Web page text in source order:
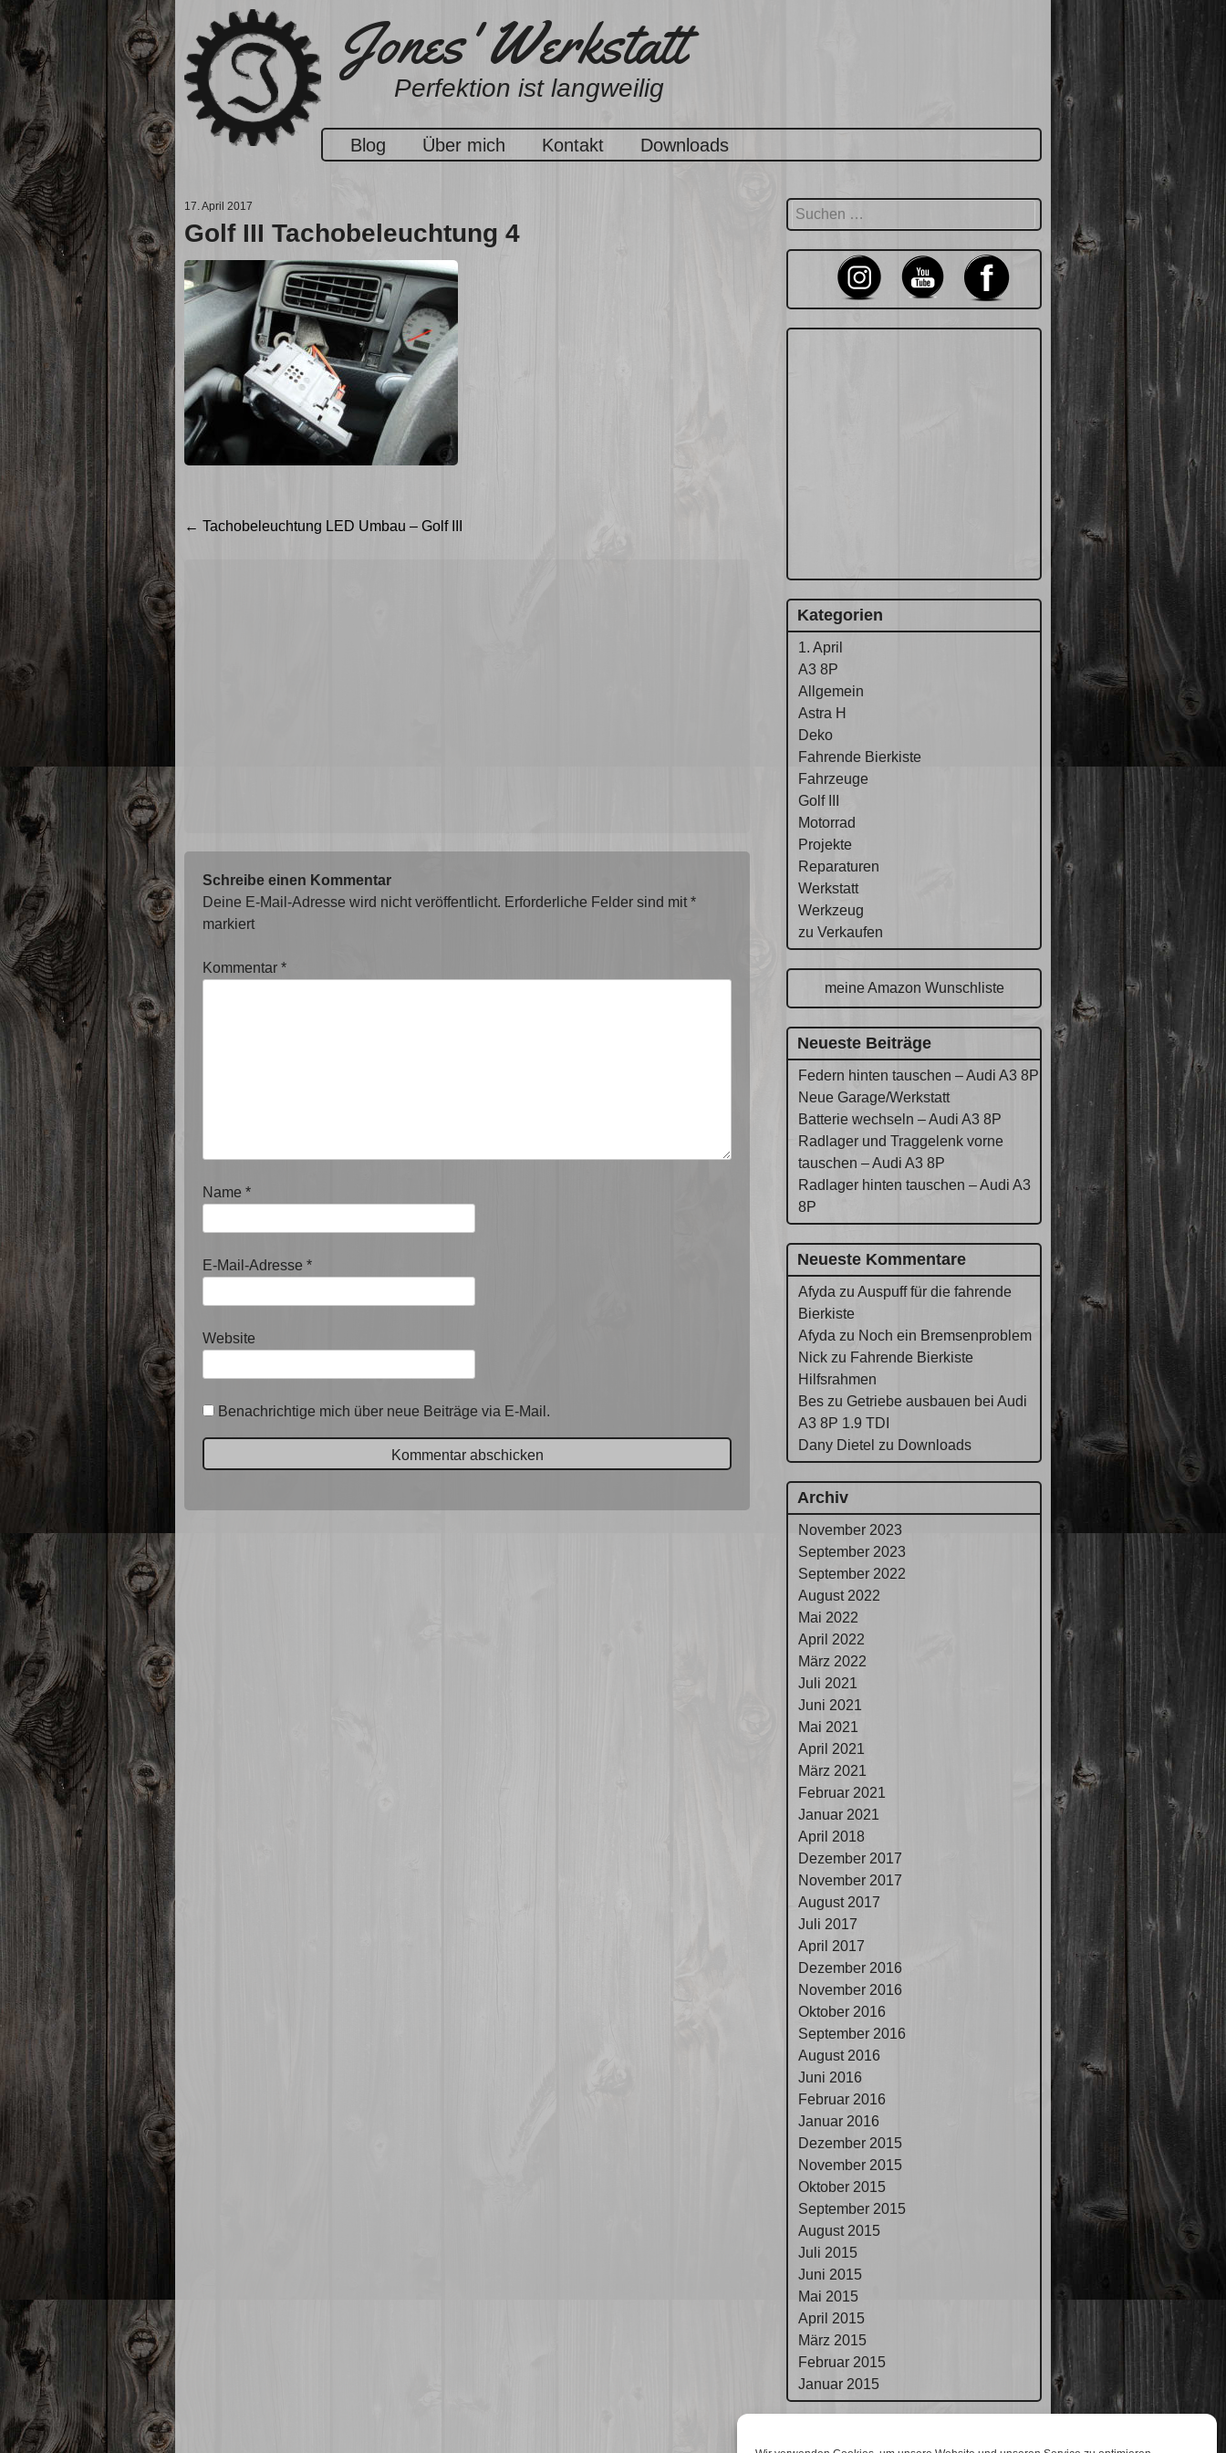
springen
Jones' Werkstatt
Perfektion ist langweilig
Blog Über mich Kontakt Downloads
17. April 2017
Golf III Tachobeleuchtung 4
Beitragsnavigation
← Tachobeleuchtung LED Umbau – Golf III
Schreibe einen Kommentar
Deine E-Mail-Adresse wird nicht veröffentlicht. Erforderliche Felder sind mit*
markiert
Kommentar *
Name *
E-Mail-Adresse *
Website
Benachrichtige mich über neue Beiträge via E-Mail.
Suchen
nach:
Kategorien
1. April
A3 8P
Allgemein
Astra H
Deko
Fahrende Bierkiste
Fahrzeuge
Golf III
Motorrad
Projekte
Reparaturen
Werkstatt
Werkzeug
zu Verkaufen
meine Amazon Wunschliste
Neueste Beiträge
Federn hinten tauschen – Audi A3 8P
Neue Garage/Werkstatt
Batterie wechseln – Audi A3 8P
Radlager und Traggelenk vorne
tauschen – Audi A3 8P
Radlager hinten tauschen – Audi A3
8P
Neueste Kommentare
Afyda zu Auspuff für die fahrende
Bierkiste
Afyda zu Noch ein Bremsenproblem
Nick zu Fahrende Bierkiste
Hilfsrahmen
Bes zu Getriebe ausbauen bei Audi
A3 8P 1.9 TDI
Dany Dietel zu Downloads
Archiv
November 2023
September 2023
September 2022
August 2022
Mai 2022
April 2022
März 2022
Juli 2021
Juni 2021
Mai 2021
April 2021
März 2021
Februar 2021
Januar 2021
April 2018
Dezember 2017
November 2017
August 2017
Juli 2017
April 2017
Dezember 2016
November 2016
Oktober 2016
September 2016
August 2016
Juni 2016
Februar 2016
Januar 2016
Dezember 2015
November 2015
Oktober 2015
September 2015
August 2015
Juli 2015
Juni 2015
Mai 2015
April 2015
März 2015
Februar 2015
Januar 2015